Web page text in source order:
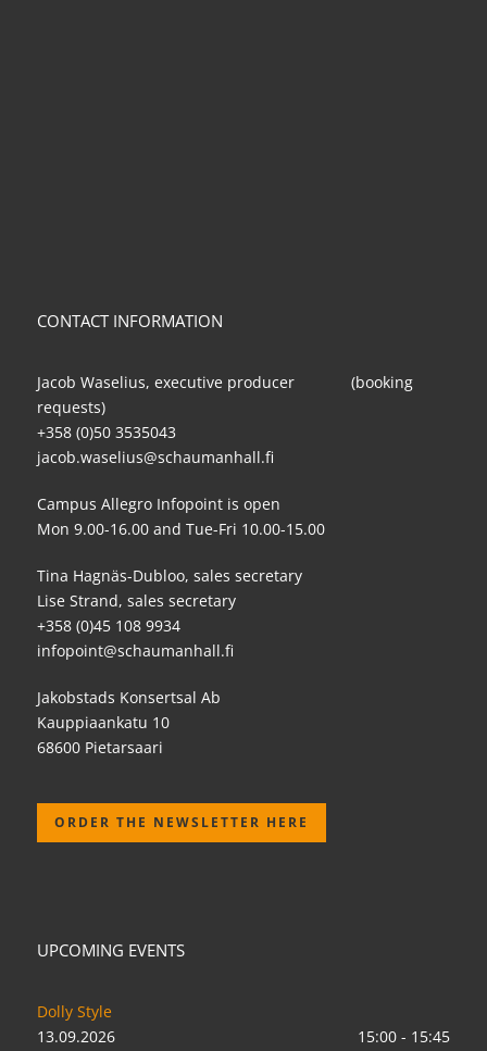
CONTACT INFORMATION
Jacob Waselius, executive producer (booking
requests)
+358 (0)50 3535043
jacob.waselius@schaumanhall.fi
Campus Allegro Infopoint is open
Mon 9.00-16.00 and Tue-Fri 10.00-15.00
Tina Hagnäs-Dubloo, sales secretary
Lise Strand, sales secretary
+358 (0)45 108 9934
infopoint@schaumanhall.fi
Jakobstads Konsertsal Ab
Kauppiaankatu 10
68600 Pietarsaari
ORDER THE NEWSLETTER HERE
UPCOMING EVENTS
Dolly Style
13.09.2026
15:00 - 15:45